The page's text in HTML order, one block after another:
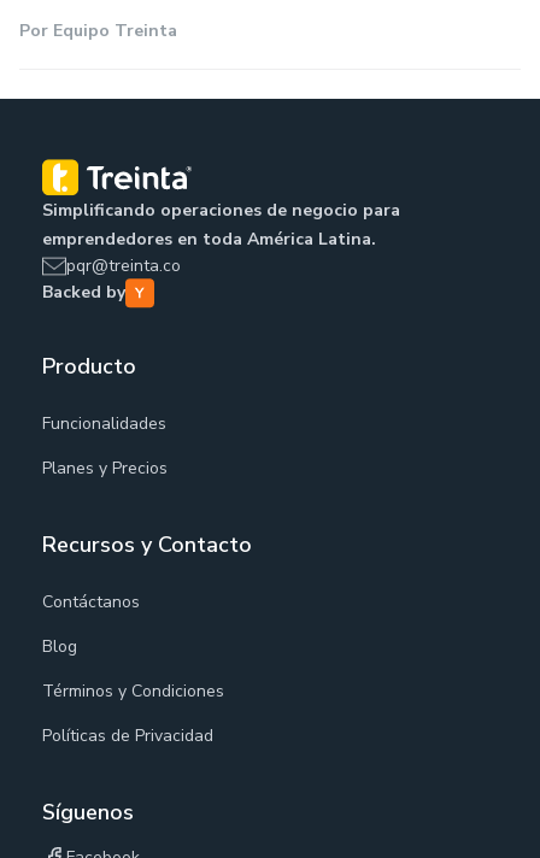
Por Equipo Treinta
Simplificando operaciones de negocio para
emprendedores en toda América Latina.
pqr@treinta.co
Backed by
Producto
Funcionalidades
Planes y Precios
Recursos y Contacto
Contáctanos
Blog
Términos y Condiciones
Políticas de Privacidad
Síguenos